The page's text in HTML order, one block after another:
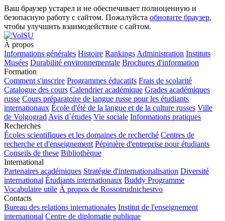
Ваш браузер устарел и не обеспечивает полноценную и
безопасную работу с сайтом. Пожалуйста обновите браузер,
чтобы улучшить взаимодействие с сайтом.
À propos
Informations générales Histoire Rankings Administration Instituts
Musées Durabilité environnementale Brochures d'information
Formation
Comment s'inscrire Programmes éducatifs Frais de scolarité
Catalogue des cours Calendrier académique Grades académiques
russe Cours préparatoire de langue russe pour les étudiants
internationaux École d'été de la langue et de la culture russes Ville
de Volgograd Avis d`études Vie sociale Informations pratiques
Recherches
Écoles scientifiques et les domaines de recherché Centres de
recherche et d'enseignement Pépinière d'entreprise pour étudiants
Conseils de these Bibliothèque
International
Partenaires académiques Stratégie d'internationalisation Diversité
international Étudiants internationaux Buddy Programme
Vocabulaire utile À propos de Rossotrudnichestvo
Contacts
Bureau des relations internationales Institut de l'enseignement
international Centre de diplomatie publique